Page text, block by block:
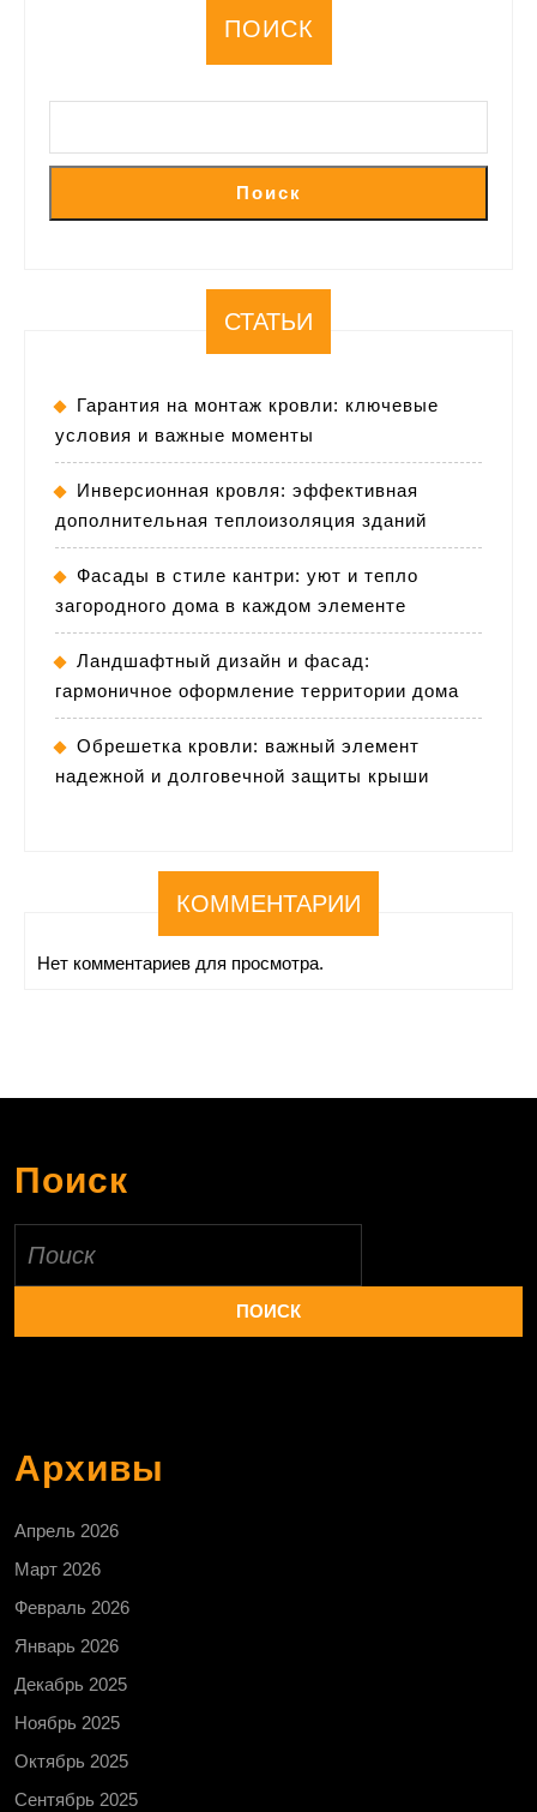
ПОИСК
Поиск
СТАТЬИ
Гарантия на монтаж кровли: ключевые
условия и важные моменты
Инверсионная кровля: эффективная
дополнительная теплоизоляция зданий
Фасады в стиле кантри: уют и тепло
загородного дома в каждом элементе
Ландшафтный дизайн и фасад:
гармоничное оформление территории дома
Обрешетка кровли: важный элемент
надежной и долговечной защиты крыши
КОММЕНТАРИИ
Нет комментариев для просмотра.
Поиск
Архивы
Апрель 2026
Март 2026
Февраль 2026
Январь 2026
Декабрь 2025
Ноябрь 2025
Октябрь 2025
Сентябрь 2025